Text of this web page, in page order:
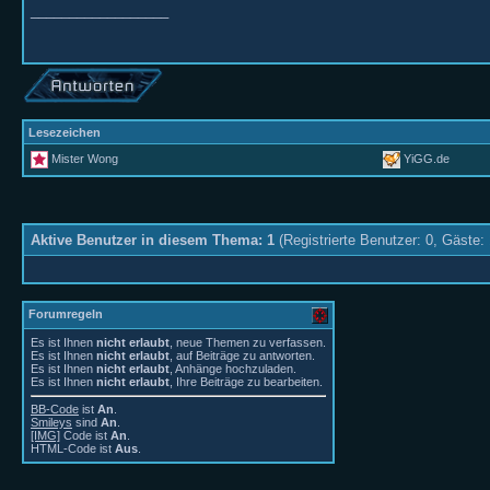
Lesezeichen
Mister Wong
YiGG.de
Aktive Benutzer in diesem Thema: 1 (Registrierte Benutzer: 0, Gäste:
Forumregeln
Es ist Ihnen nicht erlaubt , neue Themen zu verfassen.
Es ist Ihnen nicht erlaubt , auf Beiträge zu antworten.
Es ist Ihnen nicht erlaubt , Anhänge hochzuladen.
Es ist Ihnen nicht erlaubt , Ihre Beiträge zu bearbeiten.
BB-Code ist An
Smileys sind An
[IMG] Code ist An
HTML-Code ist Aus